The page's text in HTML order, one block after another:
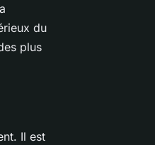
du
plus
Il est